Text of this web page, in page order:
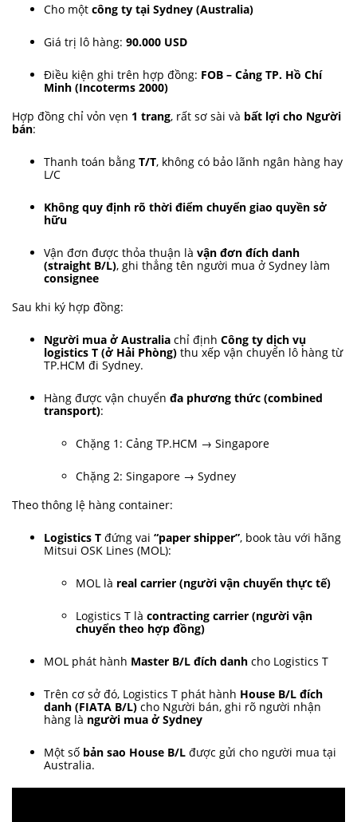
Cho một công ty tại Sydney (Australia)
Giá trị lô hàng: 90.000 USD
Điều kiện ghi trên hợp đồng: FOB – Cảng TP. Hồ Chí
Minh (Incoterms 2000)
Hợp đồng chỉ vỏn vẹn 1 trang, rất sơ sài và bất lợi cho Người
bán:
Thanh toán bằng T/T, không có bảo lãnh ngân hàng hay
L/C
Không quy định rõ thời điểm chuyển giao quyền sở
hữu
Vận đơn được thỏa thuận là vận đơn đích danh
(straight B/L), ghi thẳng tên người mua ở Sydney làm
consignee
Sau khi ký hợp đồng:
Người mua ở Australia chỉ định Công ty dịch vụ
logistics T (ở Hải Phòng) thu xếp vận chuyển lô hàng từ
TP.HCM đi Sydney.
Hàng được vận chuyển đa phương thức (combined
transport):
Chặng 1: Cảng TP.HCM → Singapore
Chặng 2: Singapore → Sydney
Theo thông lệ hàng container:
Logistics T đứng vai “paper shipper”, book tàu với hãng
Mitsui OSK Lines (MOL):
MOL là real carrier (người vận chuyển thực tế)
Logistics T là contracting carrier (người vận
chuyển theo hợp đồng)
MOL phát hành Master B/L đích danh cho Logistics T
Trên cơ sở đó, Logistics T phát hành House B/L đích
danh (FIATA B/L) cho Người bán, ghi rõ người nhận
hàng là người mua ở Sydney
Một số bản sao House B/L được gửi cho người mua tại
Australia.